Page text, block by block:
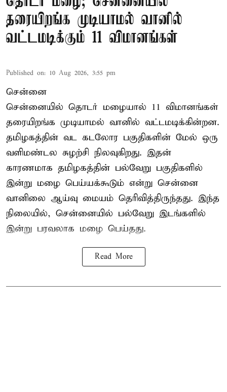
தரையிறங்க முடியாமல் வானில்
வட்டமடிக்கும் 11 விமானங்கள்
Published on: 10 Aug 2026, 3:55 pm
சென்னை
சென்னையில் தொடர் மழையால் 11 விமானங்கள்
தரையிறங்க முடியாமல் வானில் வட்டமடிக்கின்றன.
தமிழகத்தின் வட கடலோர பகுதிகளின் மேல் ஒரு
வளிமண்டல சுழற்சி நிலவுகிறது. இதன்
காரணமாக தமிழகத்தின் பல்வேறு பகுதிகளில்
இன்று மழை பெய்யக்கூடும் என்று சென்னை
வானிலை ஆய்வு மையம் தெரிவித்திருந்தது. இந்த
நிலையில், சென்னையில் பல்வேறு இடங்களில்
இன்று பரவலாக மழை பெய்தது.
Read More